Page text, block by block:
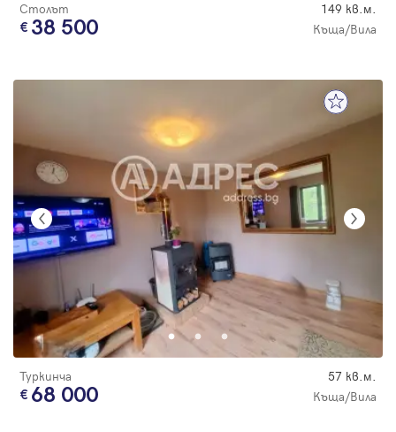
Столът 149 кв.м.
38 500 Къща/Вила
Туркинча 57 кв.м.
68 000 Къща/Вила